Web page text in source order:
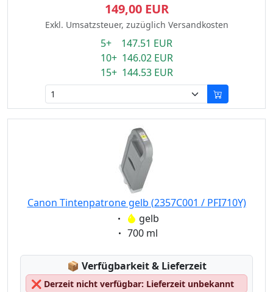
149,00 EUR
Exkl. Umsatzsteuer, zuzüglich Versandkosten
5+ 147.51 EUR
10+ 146.02 EUR
15+ 144.53 EUR
Canon Tintenpatrone gelb (2357C001 / PFI710Y)
Eigenschaft:
gelb
Eigenschaft:
700 ml
📦 Lagerstatus:
Verfügbarkeit & Lieferzeit
❌ Derzeit nicht verfügbar: Lieferzeit unbekannt